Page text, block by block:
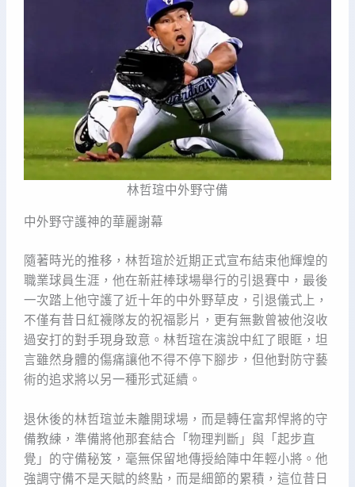
林哲瑄中外野守備
中外野守護神的華麗謝幕
隨著時光的推移，林哲瑄於近期正式宣布結束他輝煌的
職業球員生涯，他在新莊棒球場舉行的引退賽中，最後
一次踏上他守護了近十年的中外野草皮，引退儀式上，
不僅有昔日紅襪隊友的祝福影片，更有無數曾被他沒收
過安打的對手現身致意。林哲瑄在演說中紅了眼眶，坦
言雖然身體的傷痛讓他不得不停下腳步，但他對防守藝
術的追求將以另一種形式延續。
退休後的林哲瑄並未離開球場，而是轉任富邦悍將的守
備教練，準備將他那套結合「物理判斷」與「起步直
覺」的守備秘笈，毫無保留地傳授給陣中年輕小將。他
強調守備不是天賦的終點，而是細節的累積，這位昔日